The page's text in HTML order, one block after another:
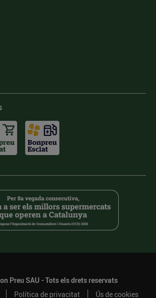
Preu SAU - Tots els drets reservats
Política de privacitat Ús de cookies